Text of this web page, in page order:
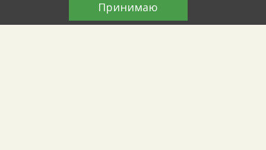
Для детей из городского лагеря прошла
Принимаю